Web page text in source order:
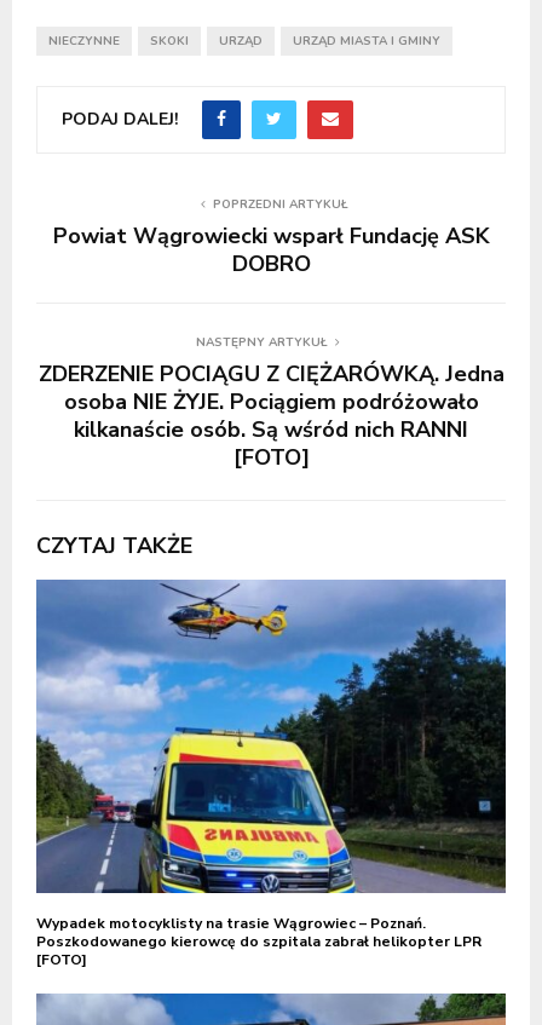
NIECZYNNE SKOKI URZĄD URZĄD MIASTA I GMINY
PODAJ DALEJ!
POPRZEDNI ARTYKUŁ
Powiat Wągrowiecki wsparł Fundację ASK
DOBRO
NASTĘPNY ARTYKUŁ
ZDERZENIE POCIĄGU Z CIĘŻARÓWKĄ. Jedna
osoba NIE ŻYJE. Pociągiem podróżowało
kilkanaście osób. Są wśród nich RANNI
[FOTO]
CZYTAJ TAKŻE
Wypadek motocyklisty na trasie Wągrowiec – Poznań.
Poszkodowanego kierowcę do szpitala zabrał helikopter LPR
[FOTO]